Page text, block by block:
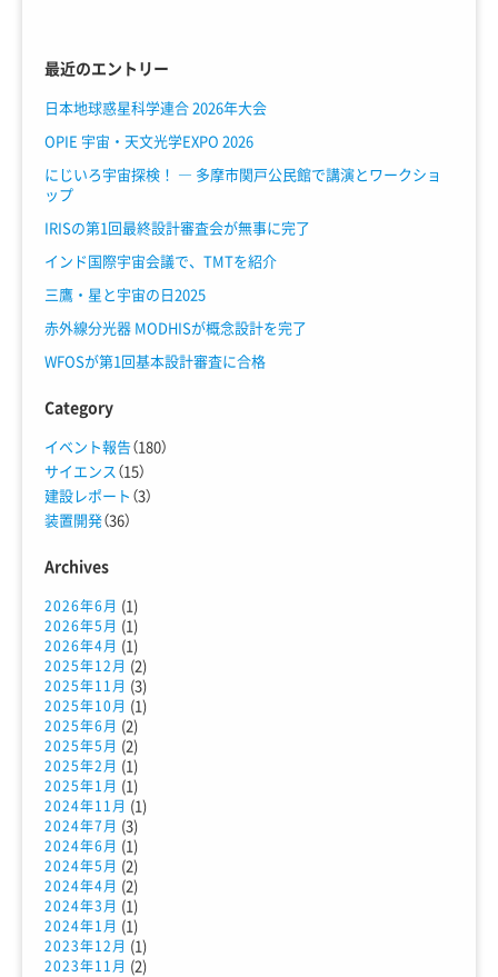
最近のエントリー
日本地球惑星科学連合 2026年大会
OPIE 宇宙・天文光学EXPO 2026
にじいろ宇宙探検！ ― 多摩市関戸公民館で講演とワークショ
ップ
IRISの第1回最終設計審査会が無事に完了
インド国際宇宙会議で、TMTを紹介
三鷹・星と宇宙の日2025
赤外線分光器 MODHISが概念設計を完了
WFOSが第1回基本設計審査に合格
Category
イベント報告（180）
サイエンス （15）
建設レポート （3）
装置開発（36）
Archives
2026年6月 (1)
2026年5月 (1)
2026年4月 (1)
2025年12月 (2)
2025年11月 (3)
2025年10月 (1)
2025年6月 (2)
2025年5月 (2)
2025年2月 (1)
2025年1月 (1)
2024年11月 (1)
2024年7月 (3)
2024年6月 (1)
2024年5月 (2)
2024年4月 (2)
2024年3月 (1)
2024年1月 (1)
2023年12月 (1)
2023年11月 (2)